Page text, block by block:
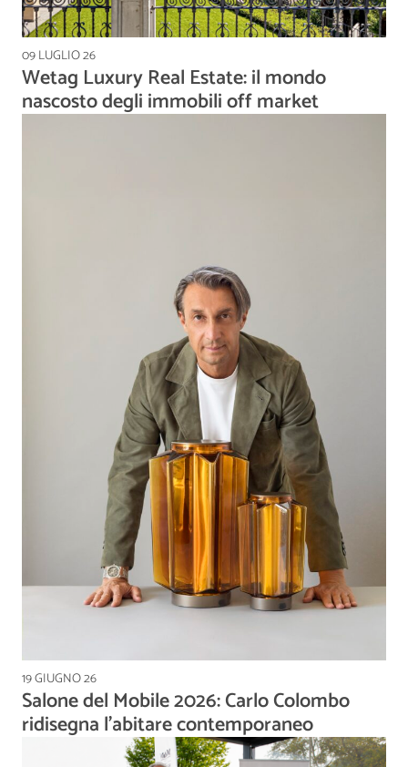
09 LUGLIO 26
Wetag Luxury Real Estate: il mondo
nascosto degli immobili off market
19 GIUGNO 26
Salone del Mobile 2026: Carlo Colombo
ridisegna l’abitare contemporaneo